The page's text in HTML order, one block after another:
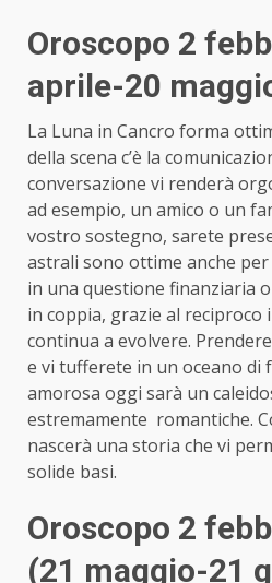
Oroscopo 2
aprile-20
La Luna in Cancro forma
della scena c’è la
conversazione vi renderà
ad esempio, un amico o un
vostro sostegno, sarete
astrali sono ottime anche
in una questione finanziaria
in coppia, grazie al reciproco
continua a evolvere.
e vi tufferete in un oceano di
amorosa oggi sarà un
estremamente romantiche.
nascerà una storia che vi
solide basi.
Oroscopo 2
(21 maggio-21